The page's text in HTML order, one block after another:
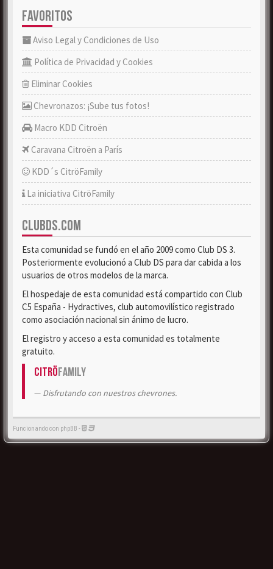
FAVORITOS
Aviso Legal y Condiciones de Uso
Política de Privacidad y Cookies
Eliminar Cookies
Chevronazos: ¡Sube tus fotos!
Macro KDD Citroën
Caravana Citroën a París
KDD´s CitröFamily
La iniciativa CitröFamily
CLUBDS.COM
Esta comunidad se fundó en el año 2009 como Club DS 3.
Posteriormente evolucionó a Club DS para dar cabida a los
usuarios de otros modelos de la marca.
El hospedaje de esta comunidad está compartido con Club
C5 España - Hydractives, club automovilístico registrado
como asociación nacional sin ánimo de lucro.
El registro y acceso a esta comunidad es totalmente
gratuito.
CitröFamily
Disfrutando con nuestros chevrones.
Funcionando con phpBB -